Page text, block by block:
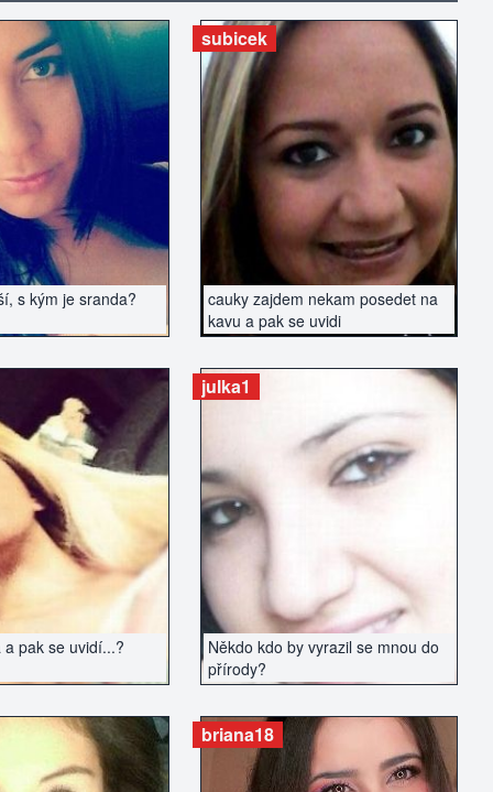
s kým je sranda?
INZERÁT
cauky zajdem nekam posedet na
kavu a pak se uvidi
subicek
ZOBRAZIT INZERÁT
a pak se uvidí...?
INZERÁT
Někdo kdo by vyrazil se mnou do
přírody?
julka1
ZOBRAZIT INZERÁT
briana18